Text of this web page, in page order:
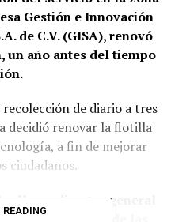
Gestión e Innovación
de C.V. (GISA), renovó
un año antes del tiempo
de diario a tres
decidió renovar la flotilla
a fin de mejorar
ciudadanos.
director general
tecnología de las